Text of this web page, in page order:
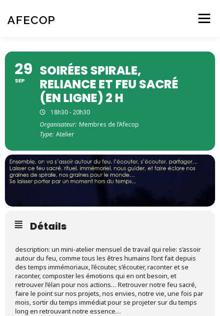
contenu
AFECOP Menu
L’ÉCOPSYCHOLOGIE NOS ACTIVITÉS
CONTACT – NOUS REJOINDRE
29
SEP
SOIRÉES SPIRALE,
RELIANCE ET FEU SACRÉ
(EN LIGNE) 2 H
18h30 - 20h30
Organisateur: Membres de l’Afecop
Type: Atelier
Détails
description: un mini-atelier mensuel de travail qui relie: s’assoir
autour du feu, comme tous les êtres humains l’ont fait depuis
des temps immémoriaux, l’écouter, s’écouter, raconter et se
raconter, composter les émotions qui en ont besoin, et
retrouver l’élan pour nos actions… Retrouver notre feu sacré,
faire le point sur nos projets, nos envies, notre vie, une fois par
mois, sortir du temps immédiat pour se projeter sur du temps
long en retrouvant notre essence…